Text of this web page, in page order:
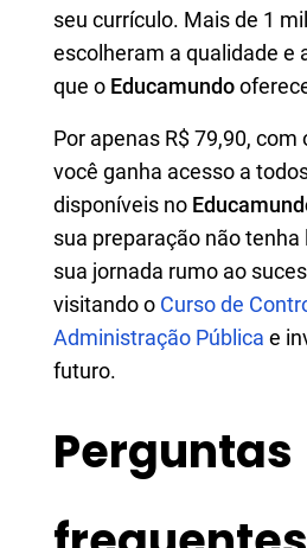
seu currículo. Mais de 1
escolheram a qualidade e
que o Educamundo
Por apenas R$ 79,90, com
você ganha acesso a
disponíveis no
sua preparação não
sua jornada rumo ao
visitando o Curso de
Administração Pública e
futuro.
Perguntas